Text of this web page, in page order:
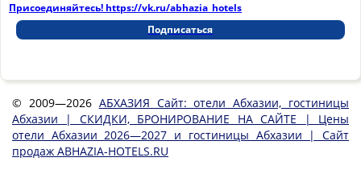
Присоединяйтесь! https://vk.ru/abhazia_hotels
Подписаться
© 2009—2026 АБХАЗИЯ Сайт: отели Абхазии, гостиницы
Абхазии | СКИДКИ, БРОНИРОВАНИЕ НА САЙТЕ | Цены
отели Абхазии 2026—2027 и гостиницы Абхазии | Сайт
продаж ABHAZIA-HOTELS.RU